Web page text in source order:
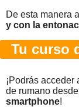
De esta manera
y con la
Tu curso
¡Podrás acceder
de rumano
smartphone!